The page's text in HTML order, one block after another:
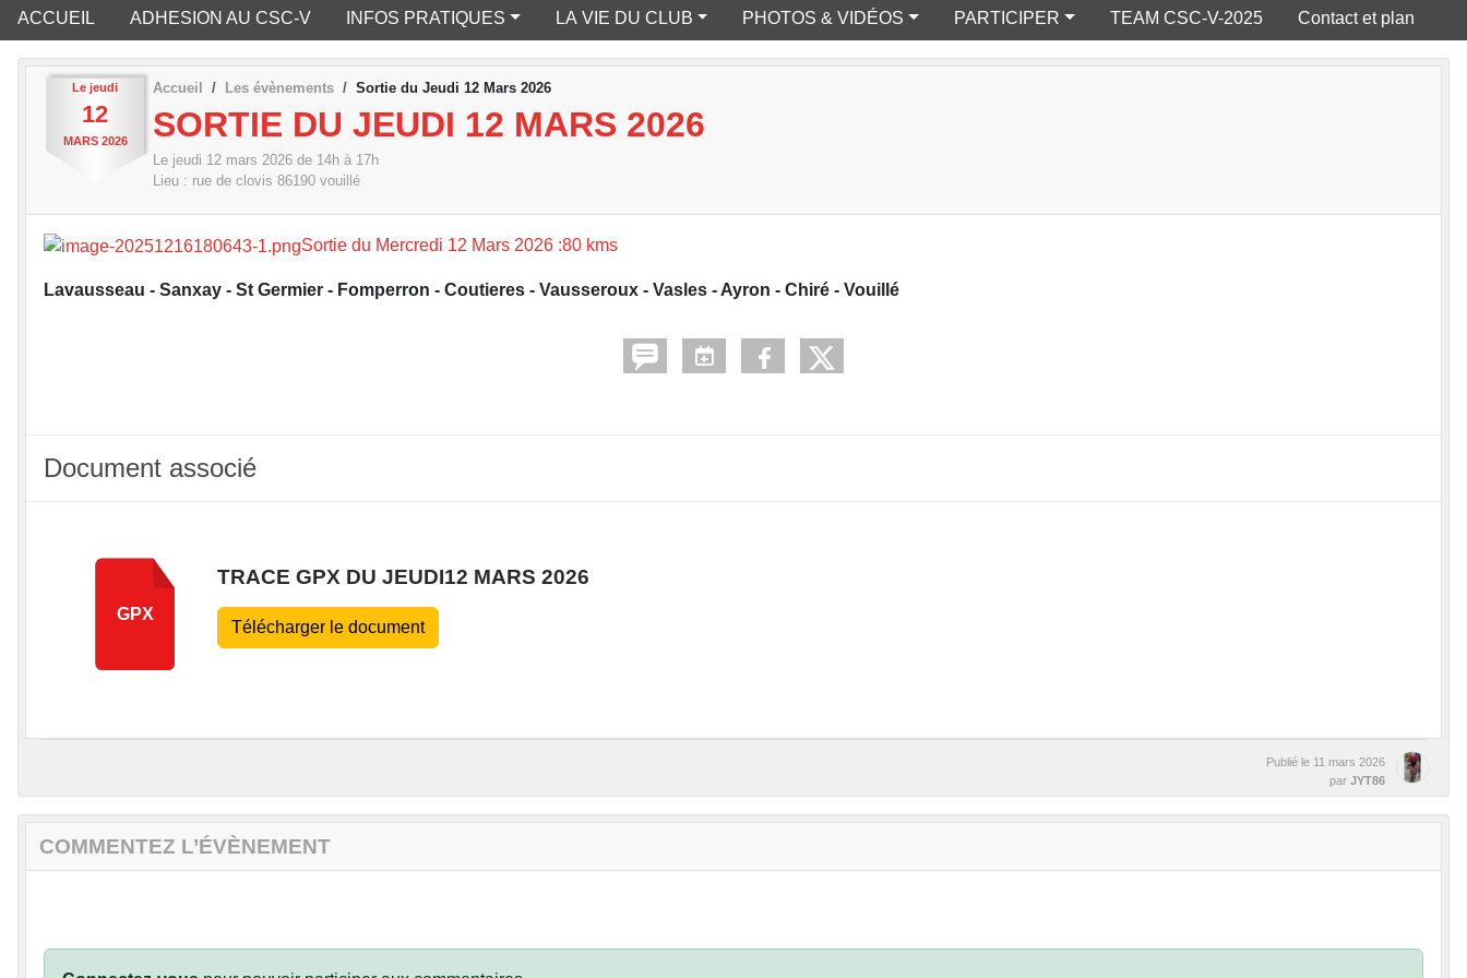
ACCUEIL ADHESION AU CSC-V INFOS PRATIQUES LA VIE DU CLUB PHOTOS & VIDÉOS PARTICIPER TEAM CSC-V-2025 Contact et plan
Le jeudi
12
MARS 2026
Accueil Les évènements Sortie du Jeudi 12 Mars 2026
SORTIE DU JEUDI 12 MARS 2026
Le jeudi 12 mars 2026 de 14h à 17h
Lieu : rue de clovis 86190 vouillé
Sortie du Mercredi 12 Mars 2026 :80 kms
Lavausseau - Sanxay - St Germier - Fomperron - Coutieres - Vausseroux - Vasles - Ayron - Chiré - Vouillé
Document associé
GPX
TRACE GPX DU JEUDI12 MARS 2026
Télécharger le document
Publié le 11 mars 2026
par JYT86
COMMENTEZ L’ÉVÈNEMENT